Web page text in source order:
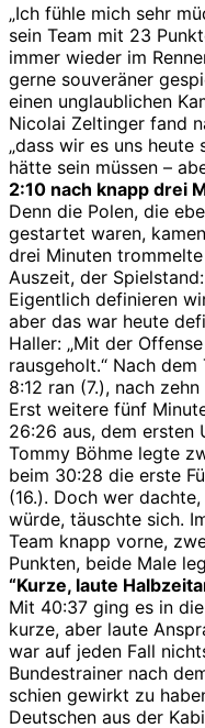
„Ich fühle mich sehr
sein Team mit 23
immer wieder im
gerne souveräner
einen unglaublichen
Nicolai Zeltinger fand
„dass wir es uns
hätte sein müssen –
2:10 nach knapp drei
Denn die Polen, die
gestartet waren,
drei Minuten
Auszeit, der
Eigentlich definieren
aber das war heute
Haller: „Mit der
rausgeholt.“ Nach
8:12 ran (7.), nach
Erst weitere fünf
26:26 aus, dem ersten
Tommy Böhme legte
beim 30:28 die erste
(16.). Doch wer
würde, täuschte sich.
Team knapp vorne,
Punkten, beide Male
“Kurze, laute
Mit 40:37 ging es in
kurze, aber laute
war auf jeden Fall
Bundestrainer nach
schien gewirkt zu
Deutschen aus der